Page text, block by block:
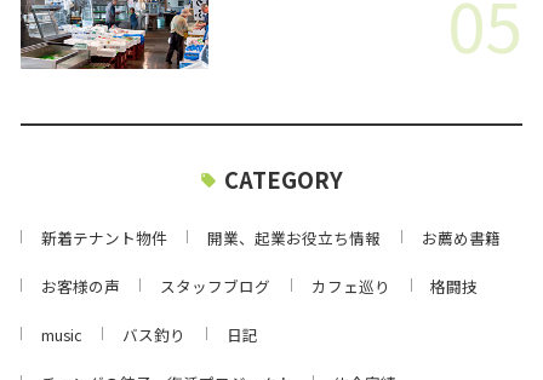
05
CATEGORY
新着テナント物件 開業、起業お役立ち情報 お薦め書籍
お客様の声 スタッフブログ カフェ巡り 格闘技
music バス釣り 日記